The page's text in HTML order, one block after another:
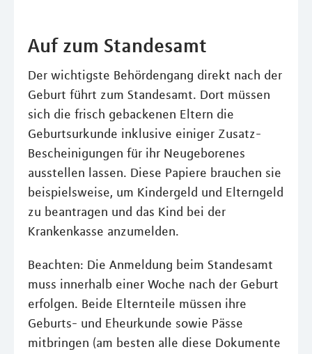
Auf zum Standesamt
Der wichtigste Behördengang direkt nach der
Geburt führt zum Standesamt. Dort müssen
sich die frisch gebackenen Eltern die
Geburtsurkunde inklusive einiger Zusatz-
Bescheinigungen für ihr Neugeborenes
ausstellen lassen. Diese Papiere brauchen sie
beispielsweise, um Kindergeld und Elterngeld
zu beantragen und das Kind bei der
Krankenkasse anzumelden.
Beachten: Die Anmeldung beim Standesamt
muss innerhalb einer Woche nach der Geburt
erfolgen. Beide Elternteile müssen ihre
Geburts- und Eheurkunde sowie Pässe
mitbringen (am besten alle diese Dokumente